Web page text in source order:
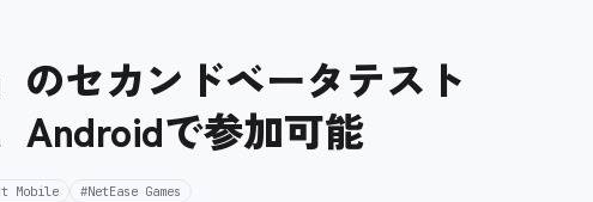
のセカンドベータテスト
Androidで参加可能
Mobile #NetEase Games